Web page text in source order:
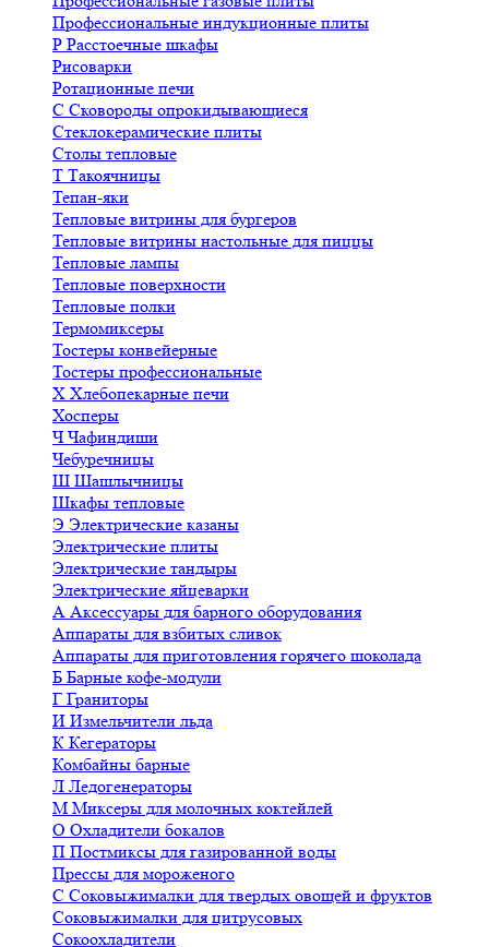
Профессиональные индукционные плиты
Р Расстоечные шкафы
Рисоварки
Ротационные печи
С Сковороды опрокидывающиеся
Стеклокерамические плиты
Столы тепловые
Т Такоячницы
Тепан-яки
Тепловые витрины для бургеров
Тепловые витрины настольные для пиццы
Тепловые лампы
Тепловые поверхности
Тепловые полки
Термомиксеры
Тостеры конвейерные
Тостеры профессиональные
Х Хлебопекарные печи
Хосперы
ЧЧафиндиши
Чебуречницы
Ш Шашлычницы
Шкафы тепловые
Э Электрические казаны
Электрические плиты
Электрические тандыры
Электрические яйцеварки
А Аксессуары для барного оборудования
Аппараты для взбитых сливок
Аппараты для приготовления горячего шоколада
Б Барные кофе-модули
Г Граниторы
И Измельчители льда
К Кегераторы
Комбайны барные
Л Ледогенераторы
М Миксеры для молочных коктейлей
О Охладители бокалов
П Постмиксы для газированной воды
Прессы для мороженого
С Соковыжималки для твердых овощей и фруктов
Соковыжималки для цитрусовых
Сокоохладители